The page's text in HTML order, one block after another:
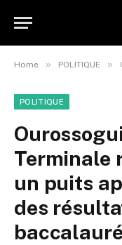
Home » POLITIQUE »
POLITIQUE
Terminale
un puits
des